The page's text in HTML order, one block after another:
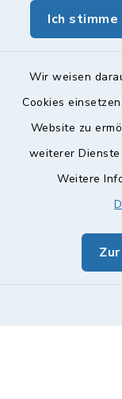
Ich stimme
Wir weisen
Cookies
Website zu
weiterer
Weitere
geoPortal